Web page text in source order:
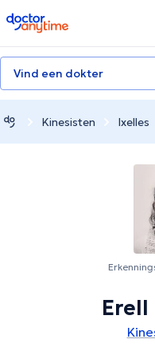
doctoranytime
Vind een dokter
Kinesisten Ixelles
Erell